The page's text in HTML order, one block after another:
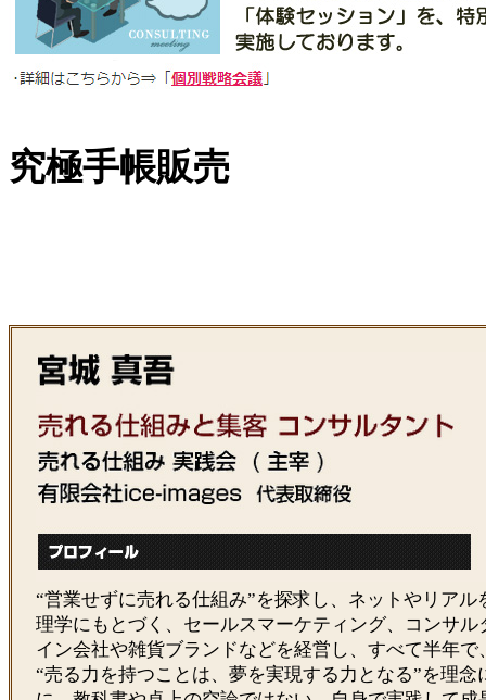
究極手帳販売
“営業せずに売れる仕組み”を探求し、ネットやリア
理学にもとづく、セールスマーケティング、コンサ
イン会社や雑貨ブランドなどを経営し、すべて半年
“売る力を持つことは、夢を実現する力となる”を理